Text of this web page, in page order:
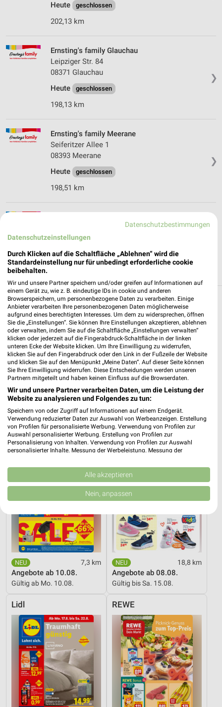
Heute
geschlossen
202,13 km
❯
Ernsting's family Glauchau
Leipziger Str. 84
08371 Glauchau
Heute
geschlossen
198,13 km
❯
Ernsting's family Meerane
Seiferitzer Allee 1
08393 Meerane
Heute
geschlossen
198,51 km
09337 Hohenstein-Ernstthal
Heute geschlossen
Spielwaren Filialen in Crinitzberg
Egal ob Ernsting's family oder viele mehr in Crinitzberg und
Umgebung findest Du alles zum Thema Spielwaren. Finde hier
Filialen und Öffnungszeiten.
Aktuelle Prospekte für Crinitzberg und
Umgebung
15 Prospekte
Lidl
7,3 km
Angebote ab 10.08.
Gültig ab Mo. 10.08.
SIEMES Schuhcenter
18,8 km
Angebote ab 08.08.
Gültig bis Sa. 15.08.
Lidl REWE
Datenschutzbestimmungen
Datenschutzeinstellungen
Durch Klicken auf die Schaltfläche „Ablehnen“ wird die
Standardeinstellung nur für unbedingt erforderliche cookie
beibehalten.
Wir und unsere Partner speichern und/oder greifen auf Informationen auf
einem Gerät zu, wie z. B. eindeutige IDs in cookie und anderen
Browserspeichern, um personenbezogene Daten zu verarbeiten. Einige
Anbieter verarbeiten Ihre personenbezogenen Daten möglicherweise
aufgrund eines berechtigten Interesses. Um dem zu widersprechen, öffnen
Sie die „Einstellungen“. Sie können Ihre Einstellungen akzeptieren, ablehnen
oder verwalten, indem Sie auf die Schaltfläche „Einstellungen verwalten“
klicken oder jederzeit auf die Fingerabdruck-Schaltfläche in der linken
unteren Ecke der Website klicken. Um Ihre Einwilligung zu widerrufen,
klicken Sie auf den Fingerabdruck oder den Link in der Fußzeile der Website
und klicken Sie auf den Menüpunkt „Meine Daten“. Auf dieser Seite können
Sie Ihre Einwilligung widerrufen. Diese Entscheidungen werden unseren
Partnern mitgeteilt und haben keinen Einfluss auf die Browserdaten.
Wir und unsere Partner verarbeiten Daten, um die Leistung der
Website zu analysieren und Folgendes zu tun:
Speichern von oder Zugriff auf Informationen auf einem Endgerät.
Verwendung reduzierter Daten zur Auswahl von Werbeanzeigen. Erstellung
von Profilen für personalisierte Werbung. Verwendung von Profilen zur
Auswahl personalisierter Werbung. Erstellung von Profilen zur
Personalisierung von Inhalten. Verwendung von Profilen zur Auswahl
personalisierter Inhalte. Messung der Werbeleistung. Messung der
Kombinationen von Daten aus verschiedenen Quellen. Entwicklung und
Verbesserung der Angebote. Verwendung reduzierter Daten zur Auswahl
von Inhalten.
Daten können außerhalb der Europäischen Union weitergegeben und in die
USA gesendet werden.
Website/App.
Partnerliste anzeigen (1 IAB-Anbieter)
Wir nutzen Ihre Daten für folgende Zwecke:
IAB-Verarbeitungszwecke:
Speichern von oder Zugriff auf Informationen
auf einem Endgerät
Werbeanzeigen
Erstellung von Profilen für personalisierte
Werbung
Verwendung von Profilen zur Auswahl
personalisierter Werbung
Erstellung von Profilen zur Personalisierung
von Inhalten
Alle akzeptieren
Nein, anpassen